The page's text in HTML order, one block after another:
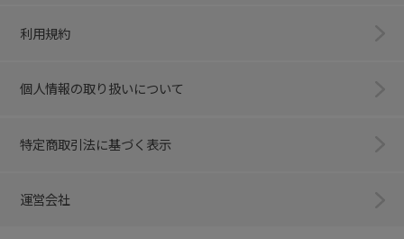
利用規約
個人情報の取り扱いについて
特定商取引法に基づく表示
運営会社